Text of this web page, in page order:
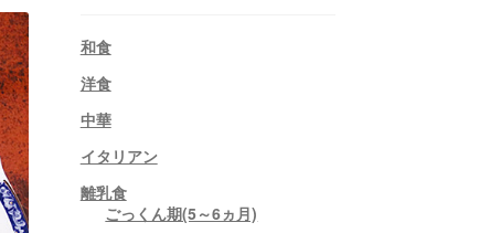
和食
洋食
中華
イタリアン
離乳食
ごっくん期(5～6ヵ月)